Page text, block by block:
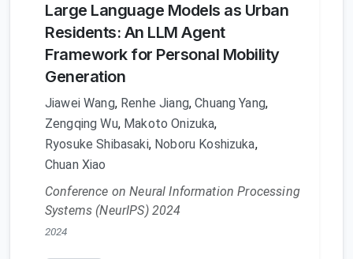
Large Language Models as Urban
Residents: An LLM Agent
Framework for Personal Mobility
Generation
Jiawei Wang, Renhe Jiang,Chuang Yang,
Zengqing Wu, Makoto Onizuka,
Ryosuke Shibasaki, Noboru Koshizuka,
Chuan Xiao
Conference on Neural Information Processing
Systems (NeurIPS) 2024
2024